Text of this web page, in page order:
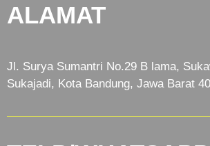
ALAMAT
Jl. Surya Sumantri No.29 B lama,
Sukajadi, Kota Bandung, Jawa Barat